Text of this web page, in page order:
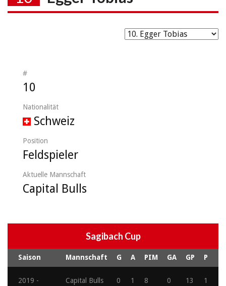
#
10
Nationalität
Schweiz
Position
Feldspieler
Aktuelle Mannschaft
Capital Bulls
Sagibach Cup
Saison Mannschaft G A PIM GA GP P
2019 -
Capital Bulls 0 1 8 0 13 1